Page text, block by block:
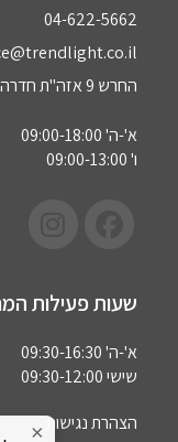
04-622-5662‏
החרש 9 אזה"ת חדרה
א'-ה' 09:00-18:00
ו' 09:00-13:00
שעות פעילות
א'-ה' 09:30-16:30
שישי 09:30-12:00
הצהרת נגישות×